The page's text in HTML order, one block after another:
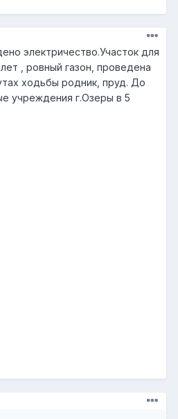
электричество.Участок для
, ровный газон, проведена
ходьбы родник, пруд. До
учреждения г.Озеры в 5